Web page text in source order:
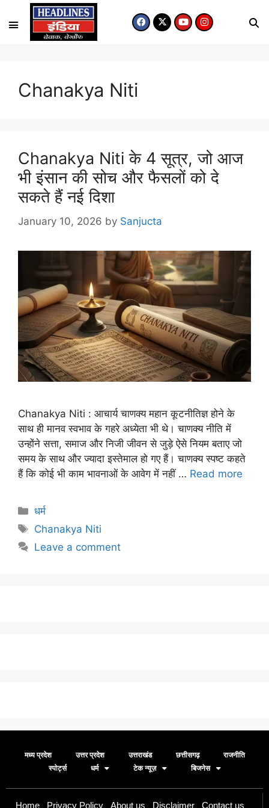
Chanakya Niti
Chanakya Niti के 4 सूत्र, जो आज
भी इंसान की सोच और फैसलों को दे
सकते हैं नई दिशा
January 10, 2026 by Sanjucta
Chanakya Niti : आचार्य चाणक्य महान कूटनीतिज्ञ होने के
साथ ही मानव स्वभाव के गहरे अध्येता भी थे। चाणक्य नीति में
उन्होंने सत्ता, समाज और निजी जीवन से जुड़े ऐसे नियम बताए जो
समय के साथ और ज्यादा इस्तेमाल हो गए हैं। चाणक्य स्पष्ट कहते
हैं कि कोई भी काम भावनाओं के आवेग में नहीं … Read more
धर्म
Chanakya Niti
Leave a comment
मध्य प्रदेश उत्तर प्रदेश उत्तराखंड छत्तीसगढ़
राजनीति
स्पोर्ट्स
धर्म टेक न्यूज़ बिजनेस
Home Privacy Policy About us Disclaimer Contact us